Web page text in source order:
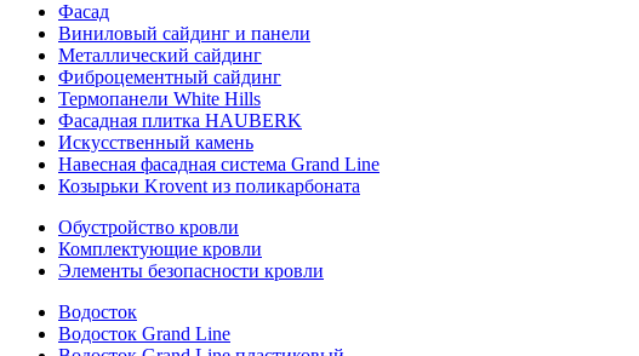
Фасад
Виниловый сайдинг и панели
Металлический сайдинг
Фиброцементный сайдинг
Термопанели White Hills
Фасадная плитка HAUBERK
Искусственный камень
Навесная фасадная система Grand Line
Козырьки Krovent из поликарбоната
Обустройство кровли
Комплектующие кровли
Элементы безопасности кровли
Водосток
Водосток Grand Line